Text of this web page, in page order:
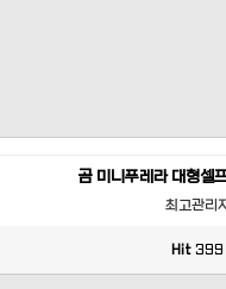
곰 미니푸레라 대형셀
최고관리
Hit 399